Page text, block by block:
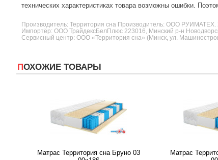
технических характеристиках товара возможны ошибки.
Производитель: Территория сна Производитель: ООО
Импортёр: ООО ТрайдексБелПлюс 223016, Минский р-н
Сервисный центр: ООО «Территория сна» (Минск, ул.
ПОХОЖИЕ ТОВАРЫ
Матрас Территория сна Бруно 03
Матрас